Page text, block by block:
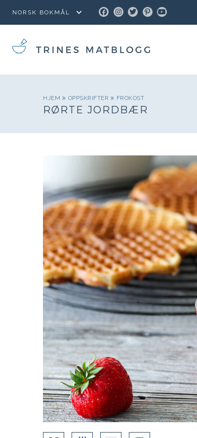
FACEBOOK
INSTAGRAM
TWITTER
PINTEREST
YOUTUBE
HJEM OPPSKRIFTER FROKOST
RØRTE JORDBÆR